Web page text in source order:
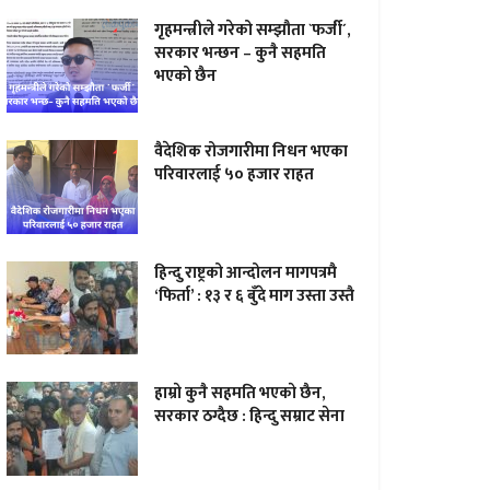
गृहमन्त्रीले गरेको सम्झौता `फर्जी´,
सरकार भन्छन – कुनै सहमति
भएको छैन
वैदेशिक रोजगारीमा निधन भएका
परिवारलाई ५० हजार राहत
हिन्दु राष्ट्रको आन्दोलन मागपत्रमै
‘फिर्ता’ : १३ र ६ बुँदे माग उस्ता उस्तै
हाम्राे कुनै सहमति भएकाे छैन,
सरकार ठग्दैछ : हिन्दु सम्राट सेना